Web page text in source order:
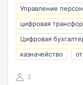
Управление
цифровая
Цифровая
казначейство
2